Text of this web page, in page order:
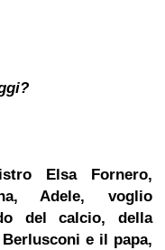
Elsa Fornero,
Adele, voglio
del calcio, della
e il papa,